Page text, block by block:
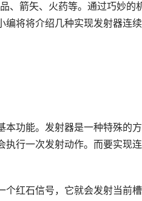
、箭矢、火药等。通过巧妙的
编将将介绍几种实现发射器连
本功能。发射器是一种特殊的方
执行一次发射动作。而要实现
个红石信号，它就会发射当前